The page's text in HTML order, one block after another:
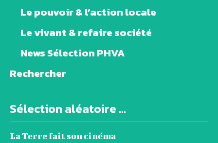
Le pouvoir & l’action locale
Le vivant & refaire société
News Sélection PHVA
Rechercher
Sélection aléatoire ...
La Terre fait son cinéma